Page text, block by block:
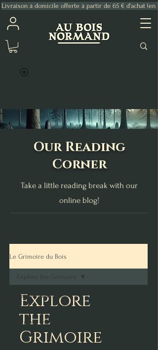
Livraison à domicile offerte à partir de 65 € d'achat (en
Our Reading
Corner
Take a little reading break with our
online blog!
Le Grimoire du Bois
Tout le Grimoire
Explore the Grimoire
Explore the Grimoire
Explore
the
Grimoire